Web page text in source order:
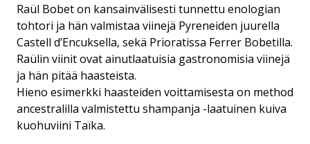
Raül Bobet on kansainvälisesti tunnettu enologian
tohtori ja hän valmistaa viinejä Pyreneiden juurella
Castell d’Encuksella, sekä Prioratissa Ferrer Bobetilla.
Raülin viinit ovat ainutlaatuisia gastronomisia viinejä
ja hän pitää haasteista.
Hieno esimerkki haasteiden voittamisesta on method
ancestralilla valmistettu shampanja -laatuinen kuiva
kuohuviini Taïka.